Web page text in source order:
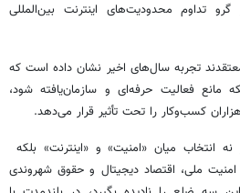
تداوم محدودیت‌های اینترنت بین‌المللی
تجربه سال‌های اخیر نشان داده است که
مانع فعالیت حرفه‌ای و سازمان‌یافته شود،
کسب‌وکار را تحت تأثیر قرار می‌دهد.
انتخاب میان «امنیت» و «اینترنت» بلکه
ملی، اقتصاد دیجیتال و حقوق شهروندی